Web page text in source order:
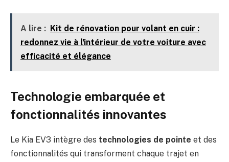
A lire : Kit de rénovation pour volant en cuir :
redonnez vie à l'intérieur de votre voiture avec
efficacité et élégance
Technologie embarquée et
fonctionnalités innovantes
Le Kia EV3 intègre des technologies de pointe et des
fonctionnalités qui transforment chaque trajet en